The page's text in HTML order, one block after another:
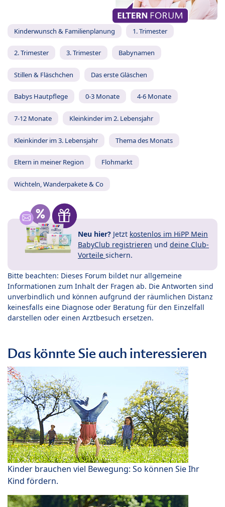
Kinderwunsch & Familienplanung 1. Trimester
2. Trimester 3. Trimester Babynamen
Stillen & Fläschchen Das erste Gläschen
Babys Hautpflege 0-3 Monate 4-6 Monate
7-12 Monate Kleinkinder im 2. Lebensjahr
Kleinkinder im 3. Lebensjahr Thema des Monats
Eltern in meiner Region Flohmarkt
Wichteln, Wanderpakete & Co
Neu hier? Jetzt kostenlos im HiPP Mein
BabyClub registrieren und deine Club-
Vorteile sichern.
Bitte beachten: Dieses Forum bildet nur allgemeine
Informationen zum Inhalt der Fragen ab. Die Antworten sind
unverbindlich und können aufgrund der räumlichen Distanz
keinesfalls eine Diagnose oder Beratung für den Einzelfall
darstellen oder einen Arztbesuch ersetzen.
Das könnte Sie auch interessieren
Kinder brauchen viel Bewegung: So können Sie Ihr
Kind fördern.